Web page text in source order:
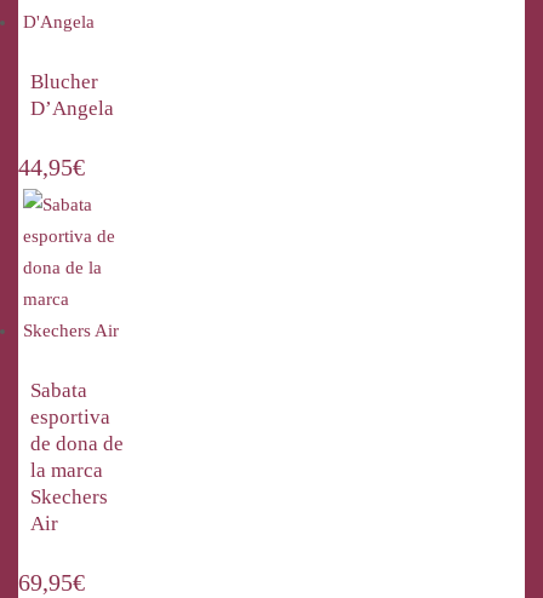
Blucher
D’Angela
44,95€
Sabata
esportiva
de dona de
la marca
Skechers
Air
69,95€